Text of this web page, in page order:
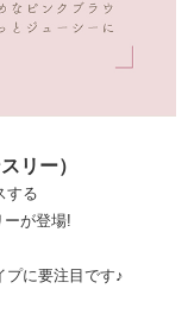
リー）
する
ーが登場!
プに要注目です♪